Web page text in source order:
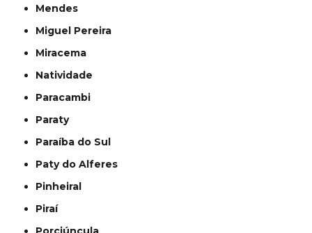
Mendes
Miguel Pereira
Miracema
Natividade
Paracambi
Paraty
Paraíba do Sul
Paty do Alferes
Pinheiral
Piraí